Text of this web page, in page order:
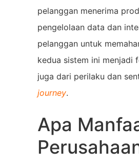
pelanggan menerima
pengelolaan data dan
pelanggan untuk
kedua sistem ini menjadi
juga dari perilaku dan
journey.
Apa